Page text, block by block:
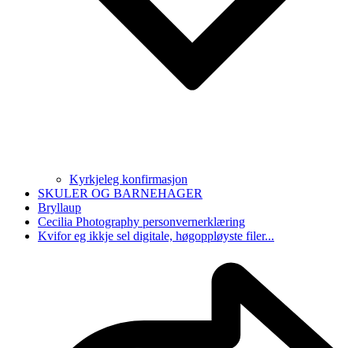
Kyrkjeleg konfirmasjon
SKULER OG BARNEHAGER
Bryllaup
Cecilia Photography personvernerklæring
Kvifor eg ikkje sel digitale, høgoppløyste filer...